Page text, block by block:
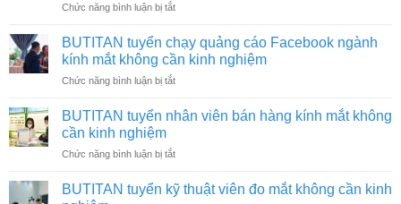
Chức năng bình luận bị tắtở
tuyển
quay
video
ngành
mắt
kinh
BUTITAN tuyển chạy quảng cáo Facebook ngành
kính mắt không cần kinh nghiệm
Chức năng bình luận bị tắtở
tuyển
cáo
ngành
BUTITAN tuyển nhân viên bán hàng kính mắt không
cần kinh nghiệm
Chức năng bình luận bị tắtở
tuyển
nhân
BUTITAN tuyển kỹ thuật viên đo mắt không cần kinh